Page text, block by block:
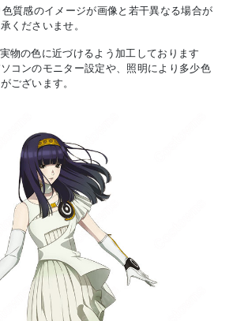
質感のイメージが画像と若干異なる場合が
くださいませ。
物の色に近づけるよう加工しております
コンのモニター設定や、照明により多少色
ございます。